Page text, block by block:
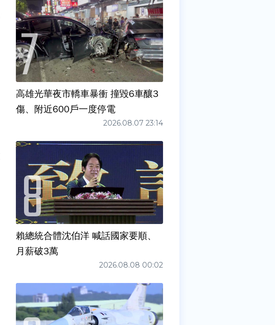
高雄光華夜市轎車暴衝 撞毀6車釀3
傷、附近600戶一度停電
2026.08.07 23:14
賴總統合體沈伯洋 喊話國家要順、
月薪破3萬
2026.08.08 00:02